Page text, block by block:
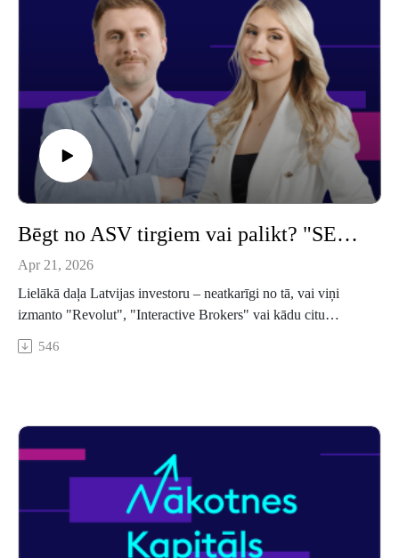
Bēgt no ASV tirgiem vai palikt? "SEB bankas" eksperts skaidro, kur meklēt diversifikāciju
Apr 21, 2026
Lielākā daļa Latvijas investoru – neatkarīgi no tā, vai viņi
izmanto "Revolut", "Interactive Brokers" vai kādu citu
platformu, – lielāko daļu savas naudas tur ASV akcijās. Tas
nav nejaušs lēmums: ASV tirgi pēdējos gados ir uzrādījuši
sektora, bet arī pēc ģeogrāfijas – ir pamats gudram portfelim.
Par to raidījumā stāsta SEB bankas eksperts Oļegs Andrejevs.
546